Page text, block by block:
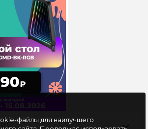
файлы для наилучшего